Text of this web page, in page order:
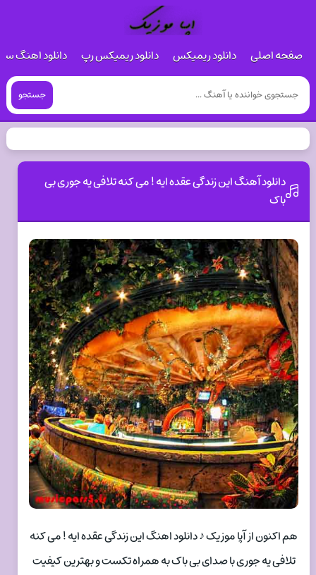
صفحه اصلی دانلود ریمیکس دانلود ریمیکس رپ دانلود اهنگ
جستجو
دانلود آهنگ این زندگی عقده ایه ! می کنه تلافی یه جوری بی
باک
هم اکنون از آپا موزیک ♪ دانلود اهنگ این زندگی عقده ایه ! می کنه
تلافی یه جوری با صدای بی باک به همراه تکست و بهترین کیفیت